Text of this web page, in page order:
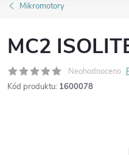
Mikromotory
MC2
Neohodnoceno
Kód produktu: 1600078